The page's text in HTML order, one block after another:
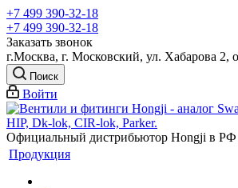
+7 499 390-32-18
+7 499 390-32-18
Заказать звонок
г.Москва, г. Московский, ул. Хабарова 2,
Поиск
Войти
Официальный дистрибьютор Hongji в
Продукция